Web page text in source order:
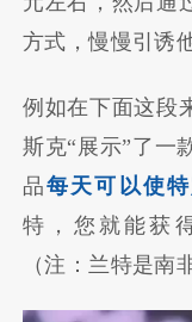
方式，慢慢引诱
例如在下面这段
斯克“展示”了一
品每天可以使
特，您就能获
（注：兰特是南